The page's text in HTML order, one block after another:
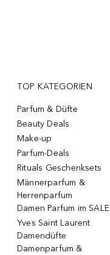
TOP KATEGORIEN
Parfum & Düfte
Beauty Deals
Make-up
Parfum-Deals
Rituals Geschenksets
Männerparfum &
Herrenparfum
Damen Parfum im SALE
Yves Saint Laurent
Damendüfte
Damenparfum &